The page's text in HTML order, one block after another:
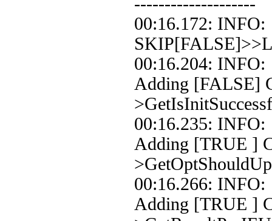
00:16.172:
00:16.204:
Adding [FALSE]
00:16.235:
Adding [TRUE ]
00:16.266:
Adding [TRUE ]